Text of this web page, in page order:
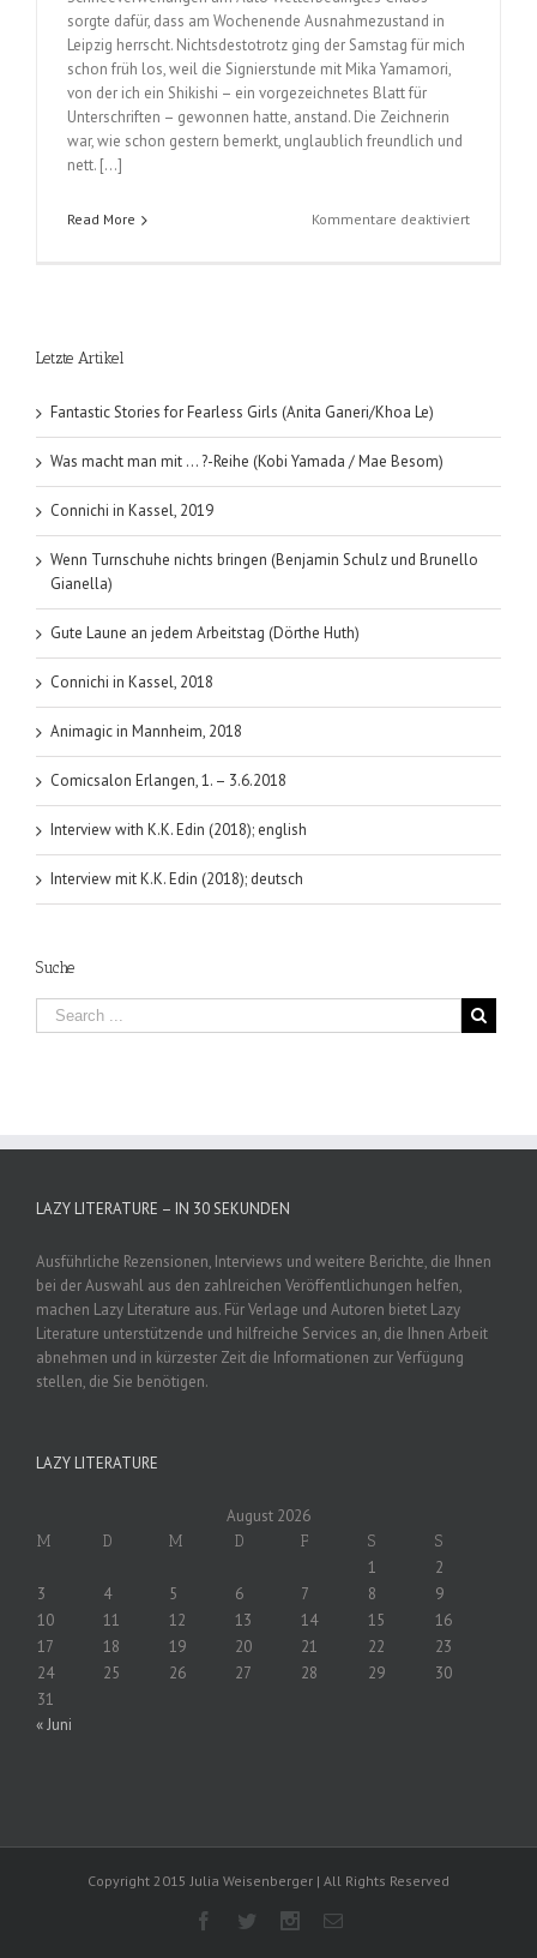
sorgte dafür, dass am Wochenende Ausnahmezustand in
Leipzig herrscht. Nichtsdestotrotz ging der Samstag für mich
schon früh los, weil die Signierstunde mit Mika Yamamori,
von der ich ein Shikishi – ein vorgezeichnetes Blatt für
Unterschriften – gewonnen hatte, anstand. Die Zeichnerin
war, wie schon gestern bemerkt, unglaublich freundlich und
nett. […]
Read More Kommentare deaktiviertfür
Letzte Artikel
Fantastic Stories for Fearless Girls (Anita Ganeri/Khoa Le)
Was macht man mit … ?-Reihe (Kobi Yamada / Mae Besom)
Connichi in Kassel, 2019
Wenn Turnschuhe nichts bringen (Benjamin Schulz und Brunello
Gianella)
Gute Laune an jedem Arbeitstag (Dörthe Huth)
Connichi in Kassel, 2018
Animagic in Mannheim, 2018
Comicsalon Erlangen, 1. – 3.6.2018
Interview with K.K. Edin (2018); english
Interview mit K.K. Edin (2018); deutsch
Suche
LAZY LITERATURE – IN 30 SEKUNDEN
Ausführliche Rezensionen, Interviews und weitere Berichte, die Ihnen
bei der Auswahl aus den zahlreichen Veröffentlichungen helfen,
machen Lazy Literature aus. Für Verlage und Autoren bietet Lazy
Literature unterstützende und hilfreiche Services an, die Ihnen Arbeit
abnehmen und in kürzester Zeit die Informationen zur Verfügung
stellen, die Sie benötigen.
LAZY LITERATURE
August 2026
M D M D F S S
1
2
3
4 5 6 7 8
9
10
11 12 13 14 15
16
17
18 19 20 21 22
23
24
25 26 27 28 29
30
31
« Juni
Copyright 2015 Julia Weisenberger | All Rights Reserved